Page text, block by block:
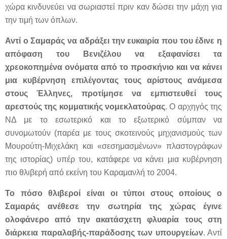
χώρα κινδυνεύει να σωριαστεί πριν καν δώσει την μάχη για
την τιμή των όπλων.
Αντί ο Σαμαράς να αδράξει την ευκαιρία που του έδινε η
απόφαση του Βενιζέλου να εξαφανίσει τα
χρεοκοπημένα ονόματα από το προσκήνιο και να κάνει
μια κυβέρνηση επιλέγοντας τους αρίστους ανάμεσα
στους Έλληνες, προτίμησε να εμπιστευθεί τους
αρεστούς της κομματικής νομεκλατούρας. Ο αρχηγός της
ΝΔ με το εσωτερικό και το εξωτερικό σύμπαν να
συνομωτούν (παρέα με τους σκοτεινούς μηχανισμούς των
Μουρούτη-Μιχελάκη και «σεσημασμένων» πλαστογράφων
της ιστορίας) υπέρ του, κατάφερε να κάνει μια κυβέρνηση
πιο θλιβερή από εκείνη του Καραμανλή το 2004.
Το πόσο θλιβεροί είναι οι τύποι στους οποίους ο
Σαμαράς ανέθεσε την σωτηρία της χώρας έγινε
ολοφάνερο από την ακατάσχετη φλυαρία τους στη
διάρκεια παραλαβής-παράδοσης των υπουργείων. Αντί